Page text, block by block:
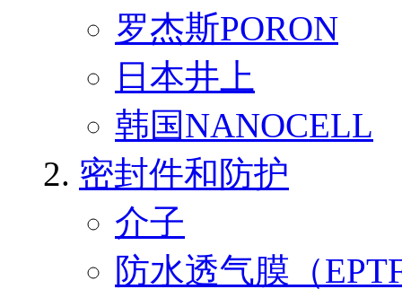
罗杰斯PORON
日本井上
韩国NANOCELL
密封件和防护
介子
防水透气膜（